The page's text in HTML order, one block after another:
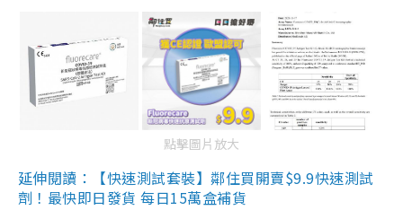
點擊圖片放大
延伸閱讀：【快速測試套裝】鄰住買開賣$9.9快速測試
劑！最快即日發貨 每日15萬盒補貨